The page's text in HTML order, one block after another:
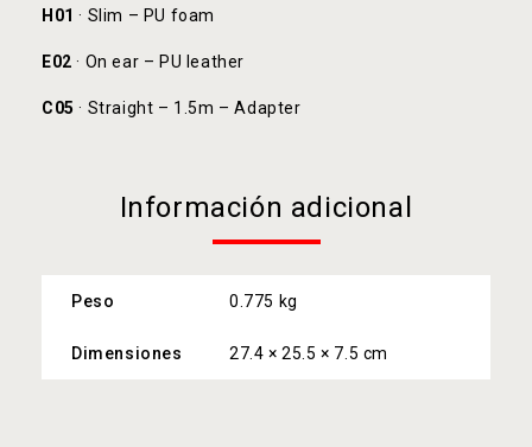
H01 · Slim – PU foam
E02 · On ear – PU leather
C05 · Straight – 1.5m – Adapter
Información adicional
Peso 0.775 kg
Dimensiones 27.4 × 25.5 × 7.5 cm